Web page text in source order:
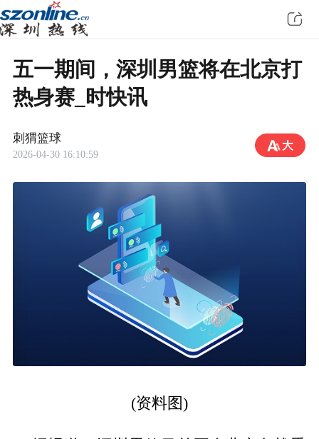
五一期间，深圳男篮将在北京打
热身赛_时快讯
刺猬篮球
2026-04-30 16:10:59
(资料图)